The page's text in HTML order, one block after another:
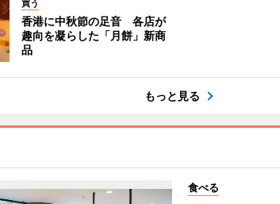
買う
香港に中秋節の足音 各店が
趣向を凝らした「月餅」新商
品
もっと見る
食べる